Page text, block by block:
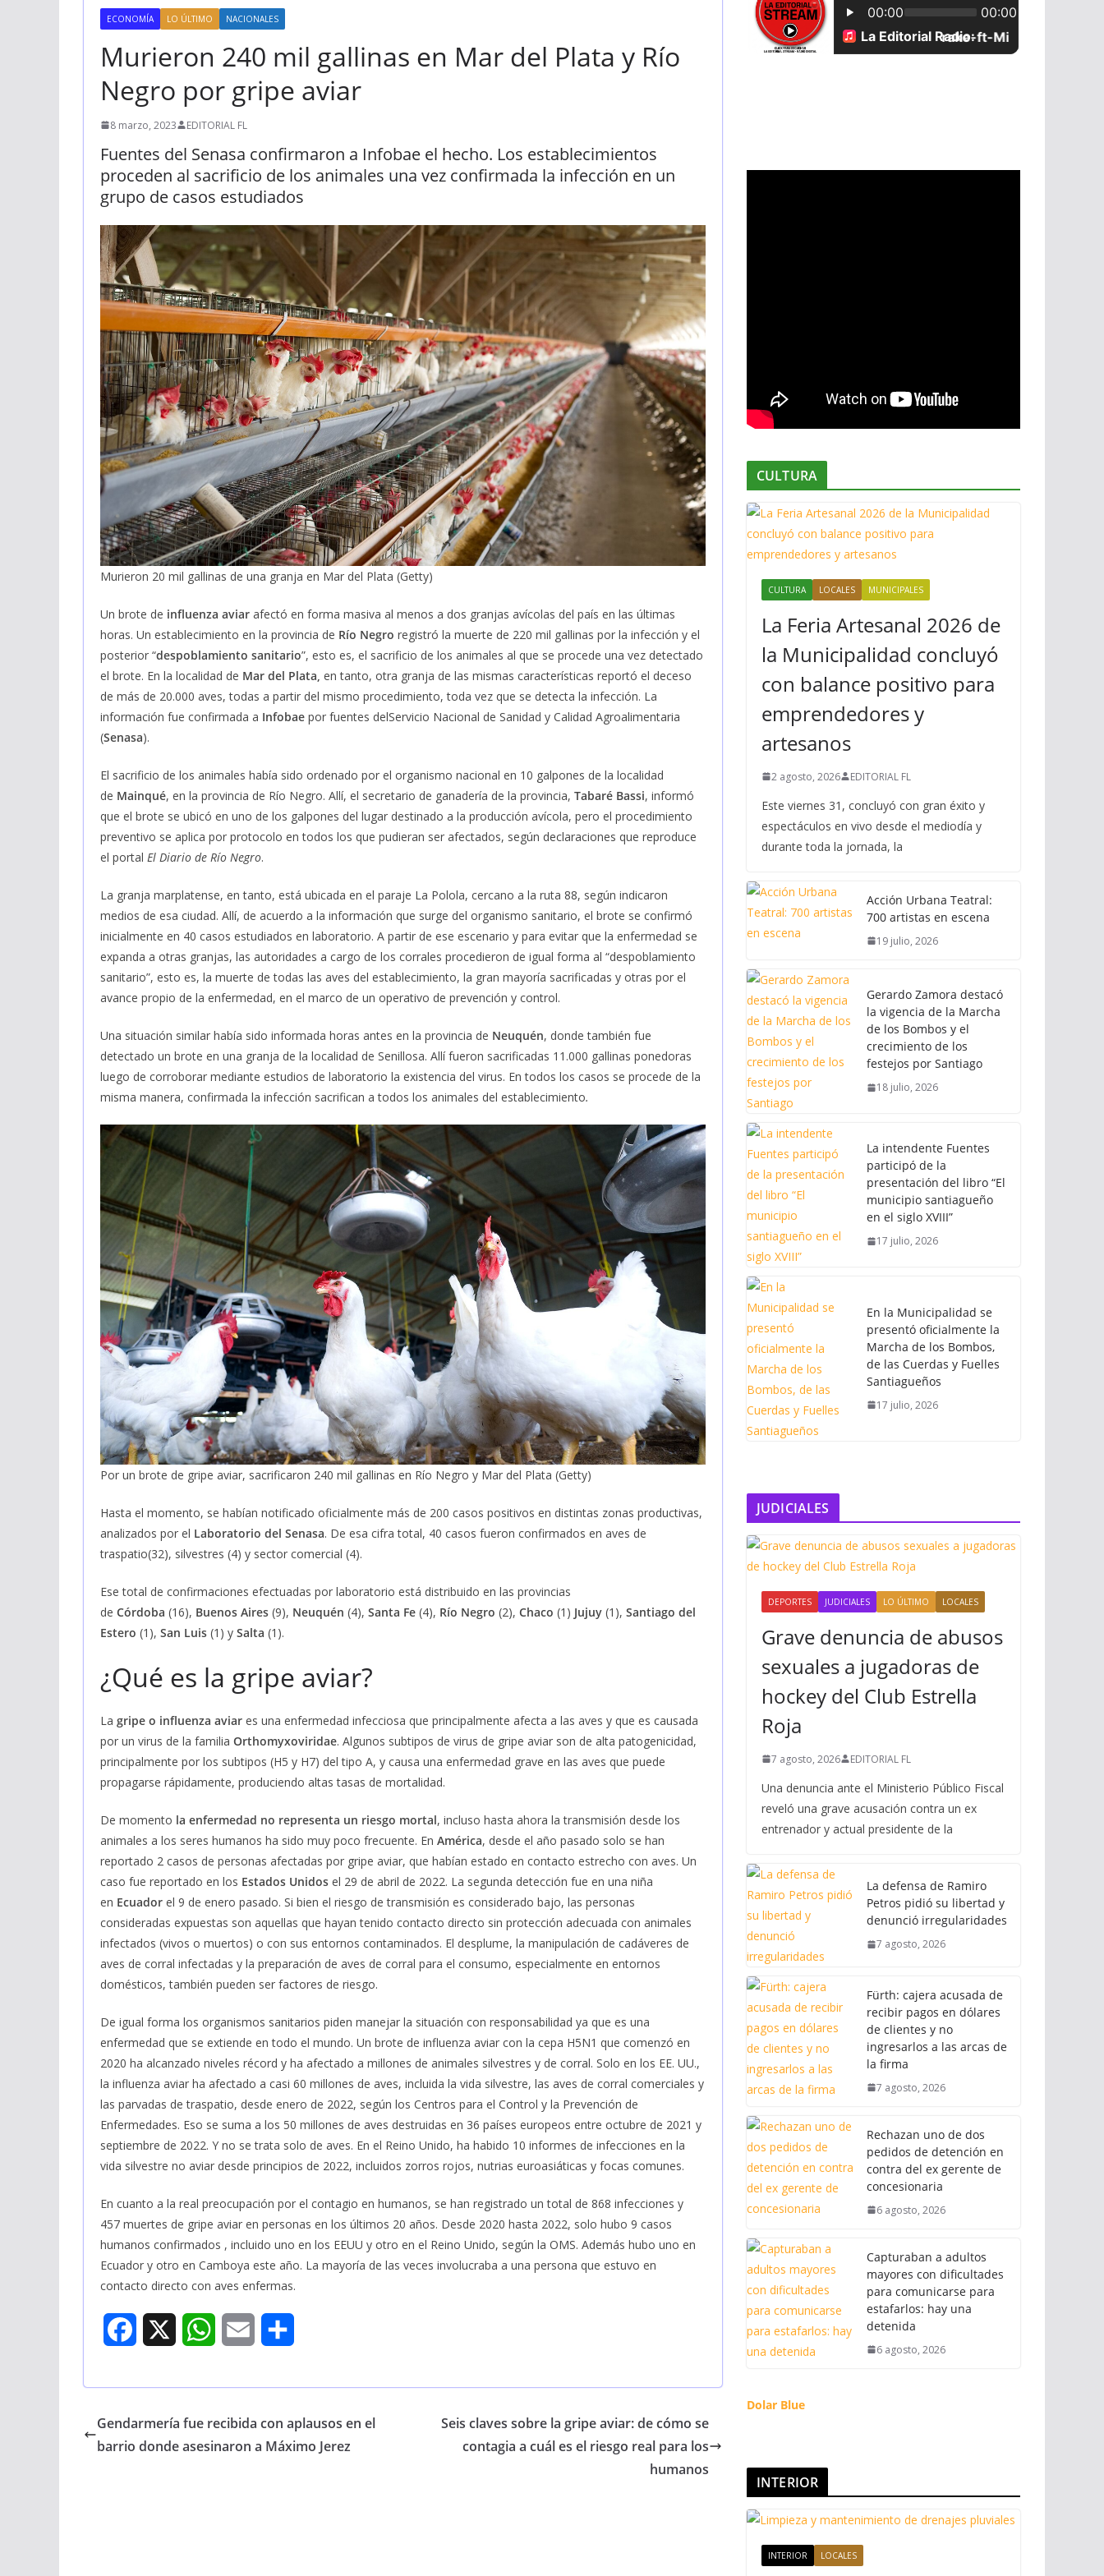
ECONOMÍA LO ÚLTIMO NACIONALES
Murieron 240 mil gallinas en Mar del Plata y Río
Negro por gripe aviar
8 marzo, 2023 EDITORIAL FL
Fuentes del Senasa confirmaron a Infobae el hecho. Los establecimientos
proceden al sacrificio de los animales una vez confirmada la infección en un
grupo de casos estudiados
Murieron 20 mil gallinas de una granja en Mar del Plata (Getty)
Un brote de influenza aviar afectó en forma masiva al menos a dos granjas avícolas del país en las últimas
horas. Un establecimiento en la provincia de Río Negro registró la muerte de 220 mil gallinas por la infección y el
posterior “despoblamiento sanitario”, esto es, el sacrificio de los animales al que se procede una vez detectado
el brote. En la localidad de Mar del Plata, en tanto, otra granja de las mismas características reportó el deceso
de más de 20.000 aves, todas a partir del mismo procedimiento, toda vez que se detecta la infección. La
información fue confirmada a Infobae por fuentes delServicio Nacional de Sanidad y Calidad Agroalimentaria
(Senasa).
El sacrificio de los animales había sido ordenado por el organismo nacional en 10 galpones de la localidad
de Mainqué, en la provincia de Río Negro. Allí, el secretario de ganadería de la provincia, Tabaré Bassi, informó
que el brote se ubicó en uno de los galpones del lugar destinado a la producción avícola, pero el procedimiento
preventivo se aplica por protocolo en todos los que pudieran ser afectados, según declaraciones que reproduce
el portal El Diario de Río Negro.
La granja marplatense, en tanto, está ubicada en el paraje La Polola, cercano a la ruta 88, según indicaron
medios de esa ciudad. Allí, de acuerdo a la información que surge del organismo sanitario, el brote se confirmó
inicialmente en 40 casos estudiados en laboratorio. A partir de ese escenario y para evitar que la enfermedad se
expanda a otras granjas, las autoridades a cargo de los corrales procedieron de igual forma al “despoblamiento
sanitario”, esto es, la muerte de todas las aves del establecimiento, la gran mayoría sacrificadas y otras por el
avance propio de la enfermedad, en el marco de un operativo de prevención y control.
Una situación similar había sido informada horas antes en la provincia de Neuquén, donde también fue
detectado un brote en una granja de la localidad de Senillosa. Allí fueron sacrificadas 11.000 gallinas ponedoras
luego de corroborar mediante estudios de laboratorio la existencia del virus. En todos los casos se procede de la
misma manera, confirmada la infección sacrifican a todos los animales del establecimiento.
Por un brote de gripe aviar, sacrificaron 240 mil gallinas en Río Negro y Mar del Plata (Getty)
Hasta el momento, se habían notificado oficialmente más de 200 casos positivos en distintas zonas productivas,
analizados por el Laboratorio del Senasa. De esa cifra total, 40 casos fueron confirmados en aves de
traspatio(32), silvestres (4) y sector comercial (4).
Ese total de confirmaciones efectuadas por laboratorio está distribuido en las provincias
de Córdoba (16), Buenos Aires (9), Neuquén (4), Santa Fe (4), Río Negro (2), Chaco (1) Jujuy (1), Santiago del
Estero (1), San Luis (1) y Salta (1).
¿Qué es la gripe aviar?
La gripe o influenza aviar es una enfermedad infecciosa que principalmente afecta a las aves y que es causada
por un virus de la familia Orthomyxoviridae. Algunos subtipos de virus de gripe aviar son de alta patogenicidad,
principalmente por los subtipos (H5 y H7) del tipo A, y causa una enfermedad grave en las aves que puede
propagarse rápidamente, produciendo altas tasas de mortalidad.
De momento la enfermedad no representa un riesgo mortal, incluso hasta ahora la transmisión desde los
animales a los seres humanos ha sido muy poco frecuente. En América, desde el año pasado solo se han
reportado 2 casos de personas afectadas por gripe aviar, que habían estado en contacto estrecho con aves. Un
caso fue reportado en los Estados Unidos el 29 de abril de 2022. La segunda detección fue en una niña
en Ecuador el 9 de enero pasado. Si bien el riesgo de transmisión es considerado bajo, las personas
consideradas expuestas son aquellas que hayan tenido contacto directo sin protección adecuada con animales
infectados (vivos o muertos) o con sus entornos contaminados. El desplume, la manipulación de cadáveres de
aves de corral infectadas y la preparación de aves de corral para el consumo, especialmente en entornos
domésticos, también pueden ser factores de riesgo.
De igual forma los organismos sanitarios piden manejar la situación con responsabilidad ya que es una
enfermedad que se extiende en todo el mundo. Un brote de influenza aviar con la cepa H5N1 que comenzó en
2020 ha alcanzado niveles récord y ha afectado a millones de animales silvestres y de corral. Solo en los EE. UU.,
la influenza aviar ha afectado a casi 60 millones de aves, incluida la vida silvestre, las aves de corral comerciales y
las parvadas de traspatio, desde enero de 2022, según los Centros para el Control y la Prevención de
Enfermedades. Eso se suma a los 50 millones de aves destruidas en 36 países europeos entre octubre de 2021 y
septiembre de 2022. Y no se trata solo de aves. En el Reino Unido, ha habido 10 informes de infecciones en la
vida silvestre no aviar desde principios de 2022, incluidos zorros rojos, nutrias euroasiáticas y focas comunes.
En cuanto a la real preocupación por el contagio en humanos, se han registrado un total de 868 infecciones y
457 muertes de gripe aviar en personas en los últimos 20 años. Desde 2020 hasta 2022, solo hubo 9 casos
humanos confirmados , incluido uno en los EEUU y otro en el Reino Unido, según la OMS. Además hubo uno en
Ecuador y otro en Camboya este año. La mayoría de las veces involucraba a una persona que estuvo en
contacto directo con aves enfermas.
e
W
t
i
r
Gendarmería fue recibida con aplausos en el
barrio donde asesinaron a Máximo Jerez
Seis claves sobre la gripe aviar: de cómo se
contagia a cuál es el riesgo real para los
humanos
CULTURA
CULTURA LOCALES MUNICIPALES
La Feria Artesanal 2026 de
la Municipalidad concluyó
con balance positivo para
emprendedores y
artesanos
2 agosto, 2026 EDITORIAL FL
Este viernes 31, concluyó con gran éxito y
espectáculos en vivo desde el mediodía y
durante toda la jornada, la
Acción Urbana Teatral:
700 artistas en escena
19 julio, 2026
Gerardo Zamora destacó
la vigencia de la Marcha
de los Bombos y el
crecimiento de los
festejos por Santiago
18 julio, 2026
La intendente Fuentes
participó de la
presentación del libro “El
municipio santiagueño
en el siglo XVIII”
17 julio, 2026
En la Municipalidad se
presentó oficialmente la
Marcha de los Bombos,
de las Cuerdas y Fuelles
Santiagueños
17 julio, 2026
JUDICIALES
DEPORTES JUDICIALES LO ÚLTIMO LOCALES
Grave denuncia de abusos
sexuales a jugadoras de
hockey del Club Estrella
Roja
7 agosto, 2026 EDITORIAL FL
Una denuncia ante el Ministerio Público Fiscal
reveló una grave acusación contra un ex
entrenador y actual presidente de la
La defensa de Ramiro
Petros pidió su libertad y
denunció irregularidades
7 agosto, 2026
Fürth: cajera acusada de
recibir pagos en dólares
de clientes y no
ingresarlos a las arcas de
la firma
7 agosto, 2026
Rechazan uno de dos
pedidos de detención en
contra del ex gerente de
concesionaria
6 agosto, 2026
Capturaban a adultos
mayores con dificultades
para comunicarse para
estafarlos: hay una
detenida
6 agosto, 2026
Dolar Blue
INTERIOR
INTERIOR LOCALES